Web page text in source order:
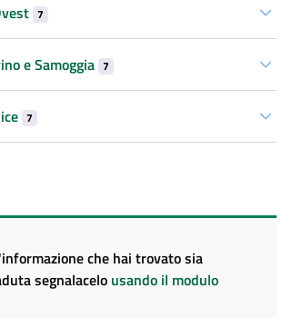
7
e Samoggia 7
7
che hai trovato sia
segnalacelo usando il modulo